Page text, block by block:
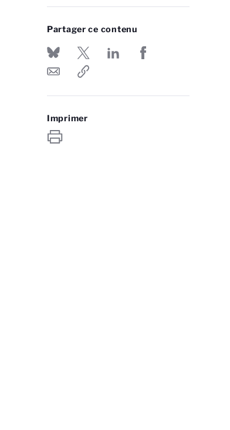
Partager ce contenu
Imprimer